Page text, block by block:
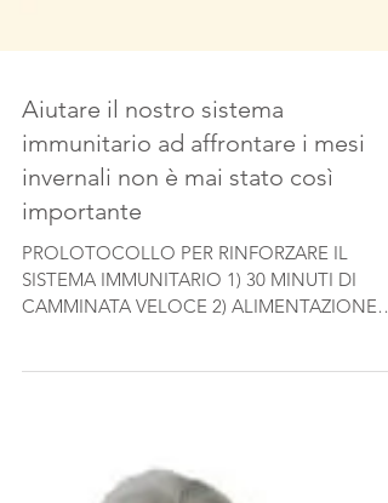
Aiutare il nostro sistema
immunitario ad affrontare i mesi
invernali non è mai stato così
importante
PROLOTOCOLLO PER RINFORZARE IL